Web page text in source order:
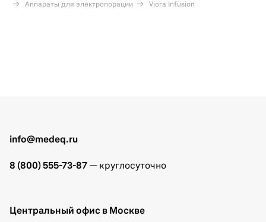
Аппараты для электропорации
Viora Infusion
info@medeq.ru
8 (800) 555-73-87 — круглосуточно
Центральный офис в Москве